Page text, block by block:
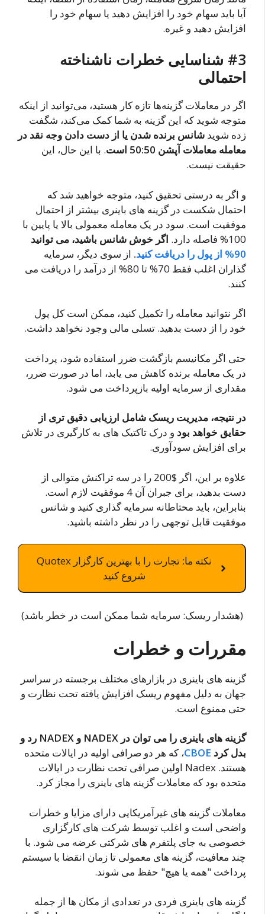
آیا باید سهام خود را افزایش دهید یا سهام خود را
افزایش دهید و غیره.
#3 شناسایی خطرات ناشناخته
احتمالی
اگر در معاملات گزینه‌ها تازه کار هستید، می‌توانید از اینکه
متوجه شوید که این گزینه به شما کمک می‌کند، شگفت
زده شوید شانس برنده شدن یا از دست دادن وجه نقد در
معامله معاملات آپشن 50:50 است
. با این حال، این
حقیقت نیست.
و اگر به درستی تحقیق کنید، متوجه خواهید شد که
احتمال شکست در گزینه های باینری بیشتر از احتمال
موفقیت است. سود در یک معامله معمولی بالا یا پایین با
100% فاصله دارد.
اگر خوش شانس باشید، می توانید
90% از پول را دریافت کنید
. از سوی دیگر، سرمایه
گذاران اغلب فقط 70% تا 80% از درآمد را دریافت می
کنند.
اگر نتوانید معامله را تکمیل کنید، ممکن است کل پول
خود را از دست بدهید. تسلی مالی وجود نخواهد داشت.
حتی اگر مکانیسم بازگشت ضرر استفاده شود، پرداخت
در یک معامله برنده کاهش می یابد، اما در صورت ضرر،
مقداری از سرمایه اولیه بازپرداخت می شود.
در نتیجه، مدیریت ریسک شامل ارزیابی دقیق تری از
حقایق خواهد بود و درک تاکتیک های به کارگیری در تلاش
برای افزایش سودآوری.
علاوه بر این، اگر $200 را در سه تراکنش متوالی از
دست بدهید، برای جبران آن 4 موفقیت لازم است.
بنابراین، باید محتاطانه سرمایه گذاری کنید و شانس
موفقیت قابل توجهی را در نظر داشته باشید.
نکته ما: تجارت را با بهترین کارگزار Quotex
شروع کنید
(هشدار ریسک: سرمایه شما ممکن است در خطر باشد)
مقررات و خطرات
گزینه های باینری در بازارهای مختلف برجسته در سراسر
جهان به دلیل مفهوم ریسک افزایش یافته تحت نظارت و
حتی ممنوع است.
گزینه های باینری را می توان در NADEX و NADEX رد و
بدل کرد CBOE، که هر دو صرافی اولیه در ایالات متحده
هستند. Nadex اولین صرافی تحت نظارت در ایالات
متحده بود که معاملات گزینه های باینری را مجاز کرد.
معاملات گزینه های غیرآمریکایی دارای مزایا و خطرات
واضحی است و اغلب توسط شرکت های کارگزاری
خصوصی به جای پلتفرم های شرکتی عرضه می شود. با
چند معافیت، گزینه های معمولی تا زمان انقضا با سیستم
پرداخت "همه یا هیچ" حفظ می شوند.
گزینه های باینری فردی در تعدادی از مکان ها از جمله